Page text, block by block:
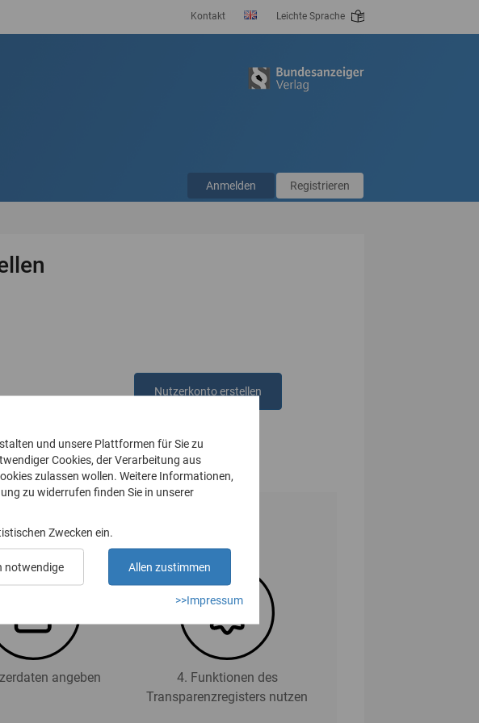
Kontakt Leichte Sprache
Anmelden Registrieren
Nutzerkonto erstellen
oderanmelden
angeben
4. Funktionen des
Transparenzregisters nutzen
und unsere Plattformen für Sie zu
Cookies, der Verarbeitung aus
zulassen wollen. Weitere Informationen,
zu widerrufen finden Sie in unserer
Zwecken ein.
notwendige Allen zustimmen
>>Impressum